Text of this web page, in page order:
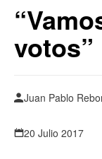
votos”
Juan Pablo
20 Julio 2017